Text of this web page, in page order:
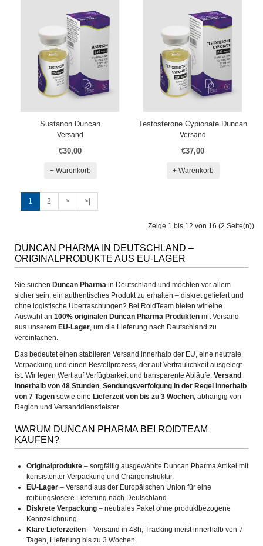
Sustanon Duncan
Versand
€30,00
+ Warenkorb
Testosterone Cypionate Duncan
Versand
€37,00
+ Warenkorb
1 2 > >|
Zeige 1 bis 12 von 16 (2 Seite(n))
DUNCAN PHARMA IN DEUTSCHLAND –
ORIGINALPRODUKTE AUS EU-LAGER
Sie suchen Duncan Pharma in Deutschland und möchten vor allem
sicher sein, ein authentisches Produkt zu erhalten – diskret geliefert und
ohne logistische Überraschungen? Bei RoidTeam bieten wir eine
Auswahl an 100% originalen Duncan Pharma Produkten mit Versand
aus unserem EU-Lager, um die Lieferung nach Deutschland zu
vereinfachen.
Das bedeutet einen stabileren Versand innerhalb der EU, eine neutrale
Verpackung und einen Bestellprozess, der auf Vertraulichkeit ausgelegt
ist. Wir legen Wert auf Verfügbarkeit und transparente Abläufe: Versand
innerhalb von 48 Stunden, Sendungsverfolgung in der Regel innerhalb
von 7 Tagen sowie eine Lieferzeit von bis zu 3 Wochen, abhängig von
Region und Versanddienstleister.
WARUM DUNCAN PHARMA BEI ROIDTEAM
KAUFEN?
Originalprodukte – sorgfältig ausgewählte Duncan Pharma Artikel mit
konsistenter Verpackung und Chargenstruktur.
EU-Lager – Versand aus der Europäischen Union für eine
reibungslosere Lieferung nach Deutschland.
Diskrete Verpackung – neutrales Paket ohne produktbezogene
Kennzeichnung.
Klare Lieferzeiten – Versand in 48h, Tracking meist innerhalb von 7
Tagen, Lieferung bis zu 3 Wochen.